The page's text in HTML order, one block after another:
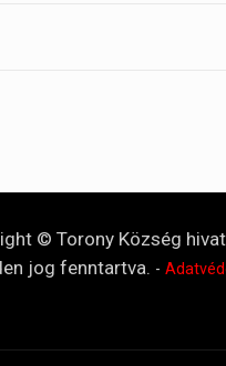
© Torony Község
jog fenntartva. -